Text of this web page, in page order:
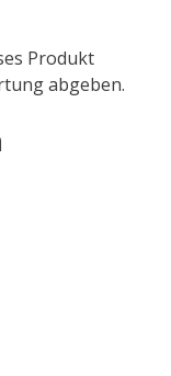
Produkt
abgeben.